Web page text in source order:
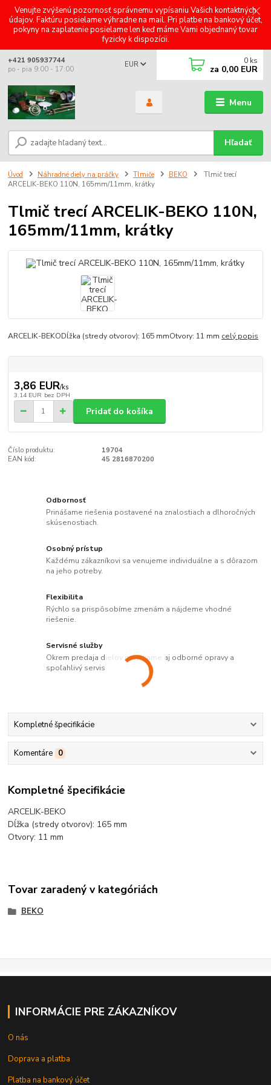
Venujte zvýšenú pozornosť správnemu vypísaniu Vašich kontaktných
údajov. Faktúru posielame výhradne na mail. Pri platbe na bankový účet,
pokyny na zaplatenie posielame len keď máme Vami objednaný tovar
fyzicky k dispozícii.
Menu
EUR
Hľadať
+421 905937744
po - pia 9:00 - 17:00
0 ks
za 0,00 EUR
Úvod Náhradné diely na práčky Tlmiče BEKO
Tlmič trecí
ARCELIK-BEKO 110N, 165mm/11mm, krátky
Tlmič trecí ARCELIK-BEKO 110N,
165mm/11mm, krátky
ARCELIK-BEKODĺžka (stredy otvorov): 165 mmOtvory: 11 mm celý popis
3,86 EUR/ks
3,14 EUR bez DPH
Pridať do košíka
Číslo produktu:
19704
EAN kód:
45 2816870200
Odbornosť
Prinášame riešenia postavené na znalostiach a dlhoročných
skúsenostiach.
Osobný prístup
Každému zákazníkovi sa venujeme individuálne a s dôrazom
na jeho potreby.
Flexibilita
Rýchlo sa prispôsobíme zmenám a nájdeme vhodné
riešenie.
Servisné služby
Okrem predaja dielov ponúkame aj odborné opravy a
spoľahlivý servis.
Kompletné špecifikácie
Komentáre 0
Kompletné špecifikácie
ARCELIK-BEKO
Dĺžka (stredy otvorov): 165 mm
Otvory: 11 mm
Tovar zaradený v kategóriách
BEKO
INFORMÁCIE PRE ZÁKAZNÍKOV
O nás
Doprava a platba
Platba na bankový účet